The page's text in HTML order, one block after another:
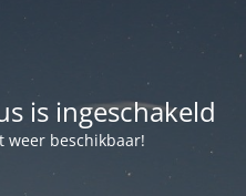
is ingeschakeld
weer beschikbaar!